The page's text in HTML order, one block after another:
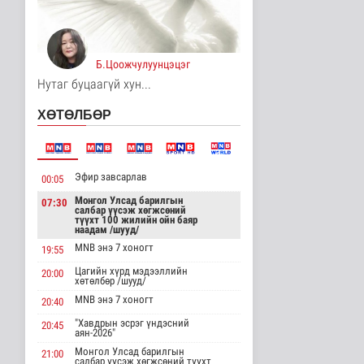
“Цааснаас чөлөөлье”
зөвлөлдөх хэлэлцүүлэг
Улс төр
4 цаг 21 минутын өмнө
чиглэл, хамтын..
Нийгэм
4 цаг 24 минутын өмнө
Улаанбаатарт өдөртөө
32 хэм дулаан
Байгаль орчин
4 цаг 29 минутын өмнө
"Цагийн хүрд"
мэдээллийн хөтөлбөр
/2026.08.07/
5 цаг 35 минутын өмнө
Монгол Улсын Төрийн
Б.Цоожчулуунцэцэг
Нутаг буцаагүй хун...
ХӨТӨЛБӨР
00:05 Эфир завсарлав
07:30
Монгол Улсад барилгын
салбар үүсэж хөгжсөний
түүхт 100 жилийн ойн баяр
наадам /шууд/
19:55
MNB энэ 7 хоногт
20:00
Цагийн хүрд мэдээллийн
хөтөлбөр /шууд/
20:40
MNB энэ 7 хоногт
20:45
"Хавдрын эсрэг үндэсний
аян-2026"
21:00
Монгол Улсад барилгын
салбар үүсэж хөгжсөний түүхт